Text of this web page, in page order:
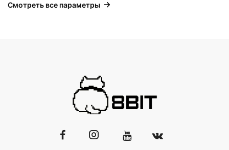
Смотреть все параметры